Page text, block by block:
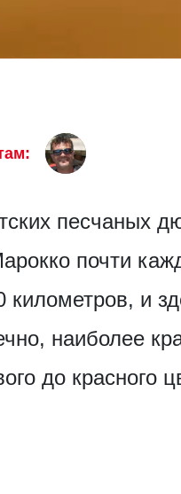
песчаных
почти
и
наиболее
до красного